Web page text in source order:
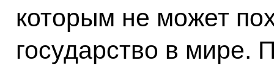
которым не может
государство в